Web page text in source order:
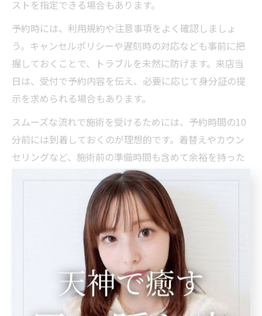
ストを指定できる場合もあります。
予約時には、利用規約や注意事項をよく確認しましょ
う。キャンセルポリシーや遅刻時の対応なども事前に把
握しておくことで、トラブルを未然に防げます。来店当
日は、受付で予約内容を伝え、必要に応じて身分証の提
示を求められる場合もあります。
スムーズな流れで施術を受けるためには、予約時間の10
分前には到着しておくのが理想的です。着替えやカウン
セリングなど、施術前の準備時間も含めて余裕を持った
行動を心がけましょう。
メンズエステ利用時のトラブル回避術を解説
メンズエステ利用時にトラブルを回避するためには、事
前の情報収集と店舗選びが鍵となります。サービス内容
や料金体系、利用規約をしっかり確認し、疑問点は予約
時や来店前に問い合わせておきましょう。
違法サービスや風俗的な行為を勧誘された場合は、即座